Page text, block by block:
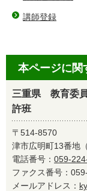
講師登録
本ページに関
三重県 教育委
許班
〒514-8570
津市広明町13番地
電話番号： 059-
ファクス番号：
メールアドレス：